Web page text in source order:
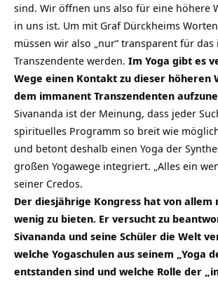
sind. Wir öffnen uns also für eine höhere
in uns ist. Um mit Graf Dürckheims
müssen wir also „nur“ transparent für
Transzendente werden. Im Yoga gibt es
Wege einen Kontakt zu dieser höheren
dem immanent Transzendenten
Sivananda ist der Meinung, dass jeder
spirituelles Programm so breit wie
und betont deshalb einen Yoga der
großen Yogawege integriert. „Alles ein
seiner Credos.
Der diesjährige Kongress hat von allem
wenig zu bieten. Er versucht zu
Sivananda und seine Schüler die Welt
welche Yogaschulen aus seinem „Yoga
entstanden sind und welche Rolle der